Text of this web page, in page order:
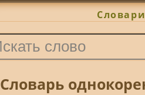
Словари
Словарь